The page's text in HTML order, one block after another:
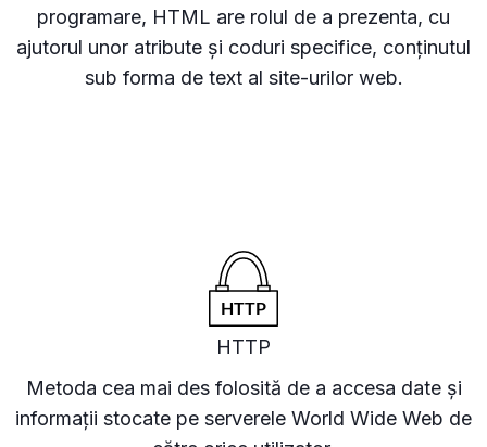
programare, HTML are rolul de a prezenta, cu
ajutorul unor atribute și coduri specifice, conținutul
sub forma de text al site-urilor web.
HTTP
Metoda cea mai des folosită de a accesa date și
informații stocate pe serverele World Wide Web de